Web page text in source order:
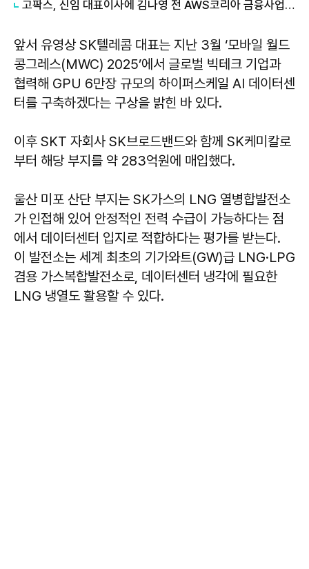
고팍스, 신임 대표이사에 김나영 전 AWS코리아 금융사업총괄 선임
앞서 유영상 SK텔레콤 대표는 지난 3월 ‘모바일 월드
콩그레스(MWC) 2025’에서 글로벌 빅테크 기업과
협력해 GPU 6만장 규모의 하이퍼스케일 AI 데이터센
터를 구축하겠다는 구상을 밝힌 바 있다.
이후 SKT 자회사 SK브로드밴드와 함께 SK케미칼로
부터 해당 부지를 약 283억원에 매입했다.
울산 미포 산단 부지는 SK가스의 LNG 열병합발전소
가 인접해 있어 안정적인 전력 수급이 가능하다는 점
에서 데이터센터 입지로 적합하다는 평가를 받는다.
이 발전소는 세계 최초의 기가와트(GW)급 LNG·LPG
겸용 가스복합발전소로, 데이터센터 냉각에 필요한
LNG 냉열도 활용할 수 있다.